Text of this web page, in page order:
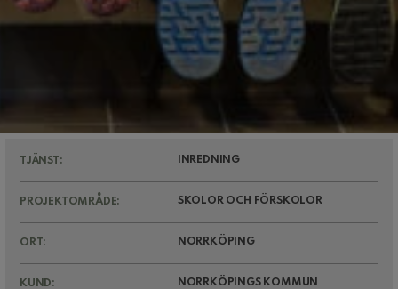
TJÄNST: INREDNING
PROJEKTOMRÅDE: SKOLOR OCH FÖRSKOLOR
ORT: NORRKÖPING
KUND: NORRKÖPINGS KOMMUN